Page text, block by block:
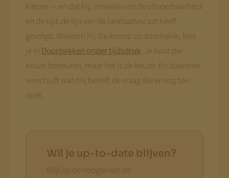
kiezen — en dat hij, omwille van de uitvoerbaarheid
en de tijd, de lijn van de landsadvocaat heeft
gevolgd. Waarom hij die knoop zo doorhakte, lees
je inDoorpakken onder tijdsdruk. Je kunt die
keuze betreuren, maar het ís de keuze. En daarmee
verschuift wat mij betreft de vraag die er nog toe
doet.
Wil je up-to-date blijven?
Blijf op de hoogte van de